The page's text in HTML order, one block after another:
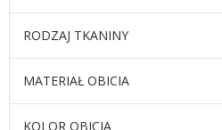
RODZAJ TKANINY
MATERIAŁ OBICIA
KOLOR OBICIA